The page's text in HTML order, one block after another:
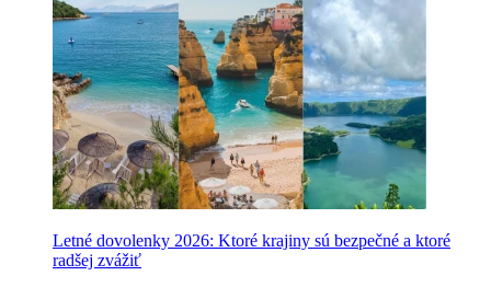
Letné dovolenky 2026: Ktoré krajiny sú bezpečné a ktoré
radšej zvážiť